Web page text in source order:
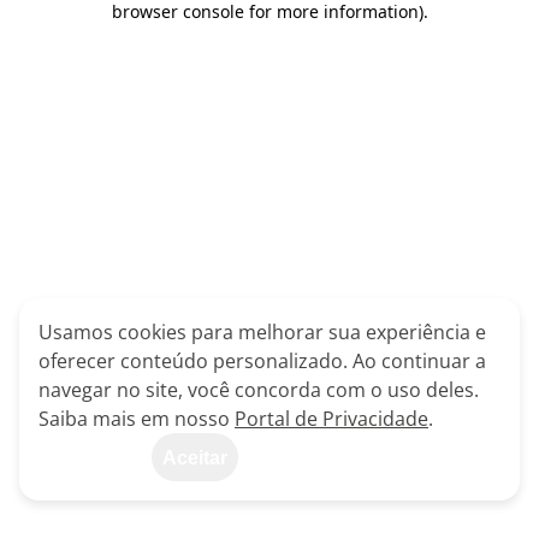
browser console for more information).
Usamos cookies para melhorar sua experiência e
oferecer conteúdo personalizado. Ao continuar a
navegar no site, você concorda com o uso deles.
Saiba mais em nosso Portal de Privacidade.